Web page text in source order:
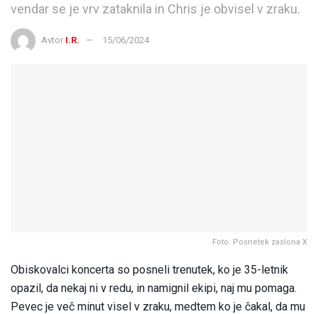
vendar se je vrv zataknila in Chris je obvisel v zraku.
Avtor I.R. 15/06/2024
Foto: Posnetek zaslona X
Obiskovalci koncerta so posneli trenutek, ko je 35-letnik
opazil, da nekaj ni v redu, in namignil ekipi, naj mu pomaga.
Pevec je več minut visel v zraku, medtem ko je čakal, da mu